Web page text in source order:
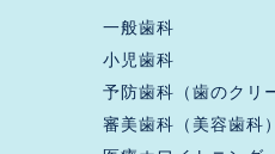
一般歯科
小児歯科
予防歯科（歯のクリ
審美歯科（美容歯科